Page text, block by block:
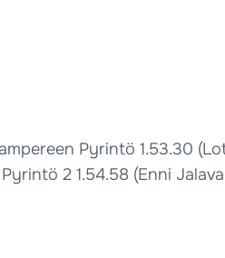
Pyrintö 1.53.30
2 1.54.58 (Enni